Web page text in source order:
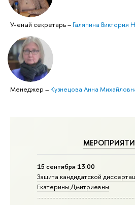
Ученый секретарь– Галяпина Виктория
Менеджер – Кузнецова Анна
15 сентября 13:00
Защита кандидатской
Екатерины Дмитриевны